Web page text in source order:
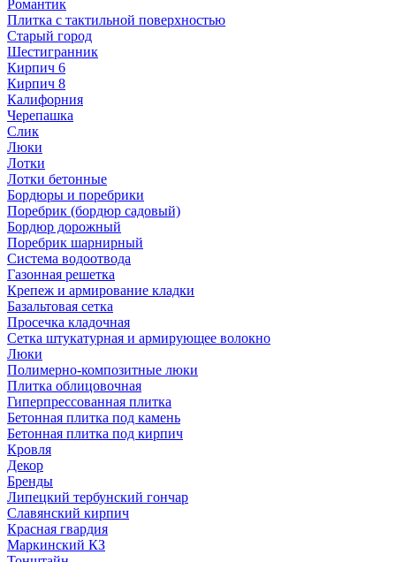
Романтик
Плитка с тактильной поверхностью
Старый город
Шестигранник
Кирпич 6
Кирпич 8
Калифорния
Черепашка
Слик
Люки
Лотки
Лотки бетонные
Бордюры и поребрики
Поребрик (бордюр садовый)
Бордюр дорожный
Поребрик шарнирный
Система водоотвода
Газонная решетка
Крепеж и армирование кладки
Базальтовая сетка
Просечка кладочная
Сетка штукатурная и армирующее волокно
Люки
Полимерно-композитные люки
Плитка облицовочная
Гиперпрессованная плитка
Бетонная плитка под камень
Бетонная плитка под кирпич
Кровля
Декор
Бренды
Липецкий тербунский гончар
Славянский кирпич
Красная гвардия
Маркинский КЗ